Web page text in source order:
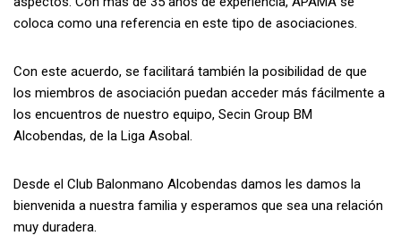
coloca como una referencia en este tipo de asociaciones.
Con este acuerdo, se facilitará también la posibilidad de que
los miembros de asociación puedan acceder más fácilmente a
los encuentros de nuestro equipo, Secin Group BM
Alcobendas, de la Liga Asobal.
Desde el Club Balonmano Alcobendas damos les damos la
bienvenida a nuestra familia y esperamos que sea una relación
muy duradera.